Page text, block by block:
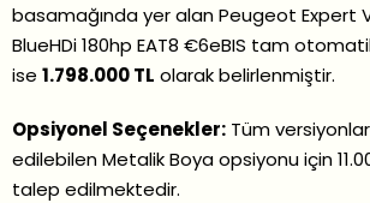
basamağında yer alan Peugeot Expert
BlueHDi 180hp EAT8 €6eBIS tam
ise 1.798.000 TL olarak belirlenmiştir.
Opsiyonel Seçenekler: Tüm
edilebilen Metalik Boya opsiyonu için
talep edilmektedir.